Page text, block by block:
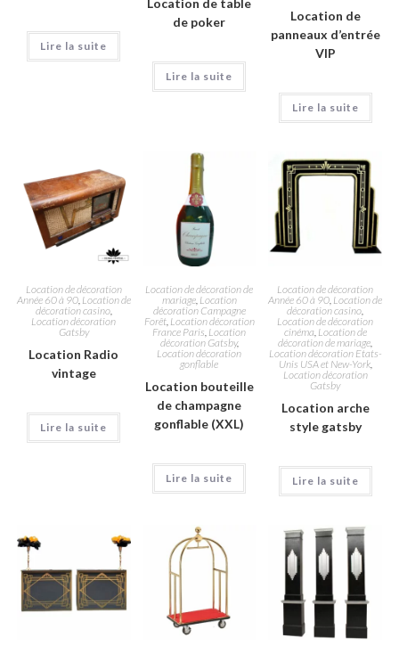
Lire la suite
Location de table
de poker
Lire la suite
Location de
panneaux d’entrée
VIP
Lire la suite
Location de décoration
Année 60 à 90, Location de
décoration casino,
Location décoration
Gatsby
Location Radio
vintage
Lire la suite
Location de décoration de
mariage, Location
décoration Campagne
Forêt, Location décoration
France Paris Location
décoration Gatsby,
Location décoration
gonflable
Location bouteille
de champagne
gonflable (XXL)
Lire la suite
Location de décoration
Année 60 à 90 Location de
décoration casino
Location de décoration
cinéma Location de
décoration de mariage
Location décoration Etats-
Unis USA et New-York,
Location décoration
Gatsby
Location arche
style gatsby
Lire la suite